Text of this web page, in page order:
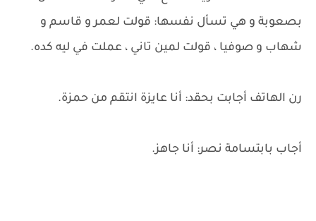
بصعوبة و هي تسأل نفسها: قولت لعمر و قاسم و
شهاب و صوفيا ، قولت لمين تاني ، عملت في ليه كده.
رن الهاتف أجابت بحقد: أنا عايزة انتقم من حمزة.
أجاب بابتسامة نصر: أنا جاهز.